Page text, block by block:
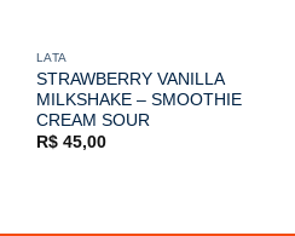
LATA
STRAWBERRY VANILLA
MILKSHAKE – SMOOTHIE
CREAM SOUR
R$45,00